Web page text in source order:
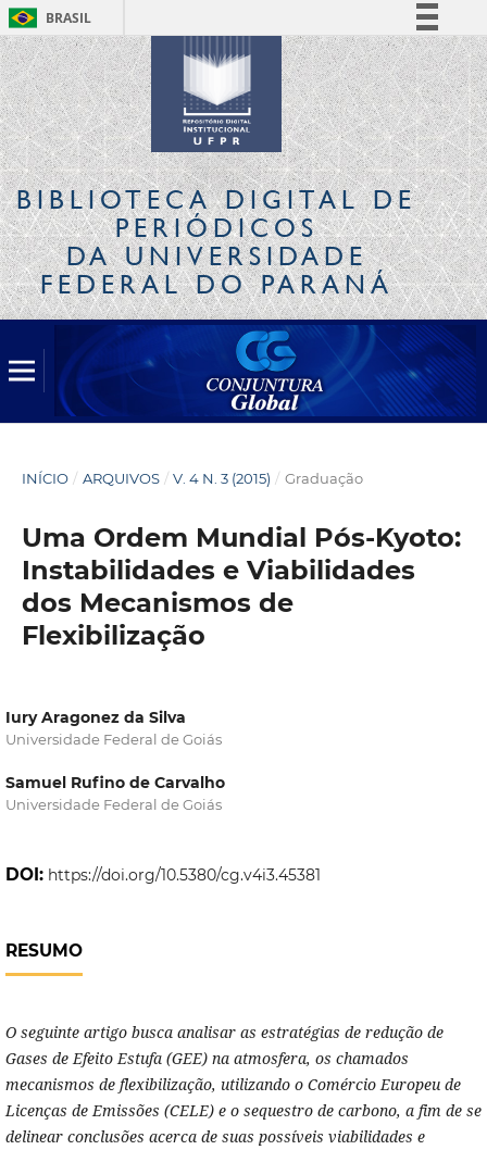
BRASIL
Simplifique!
Comunica BR
Participe
Acesso à informação
Legislação
Canais
BIBLIOTECA DIGITALDE
PERIÓDICOS
DA UNIVERSIDADE
FEDERAL DO PARANÁ
INÍCIO / ARQUIVOS / V. 4 N. 3 (2015) / Graduação
Uma Ordem Mundial Pós-Kyoto:
Instabilidades e Viabilidades
dos Mecanismos de
Flexibilização
Iury Aragonez da Silva
Universidade Federal de Goiás
Samuel Rufino de Carvalho
Universidade Federal de Goiás
DOI: https://doi.org/10.5380/cg.v4i3.45381
RESUMO
O seguinte artigo busca analisar as estratégias de redução de
Gases de Efeito Estufa (GEE) na atmosfera, os chamados
mecanismos de flexibilização, utilizando o Comércio Europeu de
Licenças de Emissões (CELE) e o sequestro de carbono, a fim de se
delinear conclusões acerca de suas possíveis viabilidades e